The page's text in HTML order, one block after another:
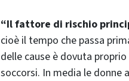
“Il fattore di rischio
cioè il tempo che passa
delle cause è dovuta
soccorsi. In media le